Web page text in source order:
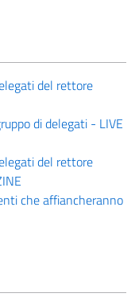
del rettore
di delegati - LIVE
del rettore
che affiancheranno